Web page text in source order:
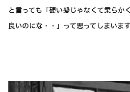
と言っても「硬い髪じゃなくて柔らか
良いのにな・・」って思ってしまいます